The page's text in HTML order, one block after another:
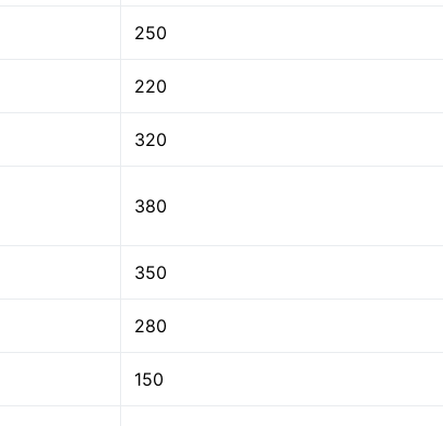
250
220
320
380
350
280
150